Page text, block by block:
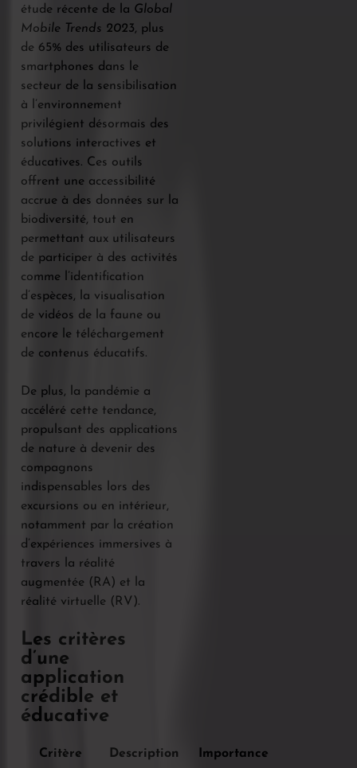
étude récente de la Global
Mobile Trends 2023, plus
de 65% des utilisateurs de
smartphones dans le
secteur de la sensibilisation
à l’environnement
privilégient désormais des
solutions interactives et
éducatives. Ces outils
offrent une accessibilité
accrue à des données sur la
biodiversité, tout en
permettant aux utilisateurs
de participer à des activités
comme l’identification
d’espèces, la visualisation
de vidéos de la faune ou
encore le téléchargement
de contenus éducatifs.
De plus, la pandémie a
accéléré cette tendance,
propulsant des applications
de nature à devenir des
compagnons
indispensables lors des
excursions ou en intérieur,
notamment par la création
d’expériences immersives à
travers la réalité
augmentée (RA) et la
réalité virtuelle (RV).
Les critères
d’une
application
crédible et
éducative
Critère Description Importance